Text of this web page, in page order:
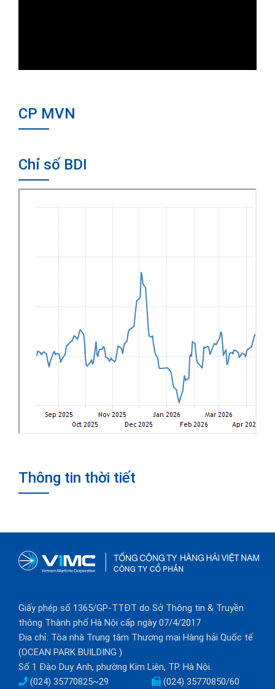
CP MVN
Chỉ số BDI
Thông tin thời tiết
Giấy phép số 1365/GP-TTĐT do Sở Thông tin & Truyền
thông Thành phố Hà Nội cấp ngày 07/4/2017
Địa chỉ: Tòa nhà Trung tâm Thương mại Hàng hải Quốc tế
(OCEAN PARK BUILDING )
Số 1 Đào Duy Anh, phường Kim Liên, TP. Hà Nội.
(024) 35770825~29
(024) 35770850/60